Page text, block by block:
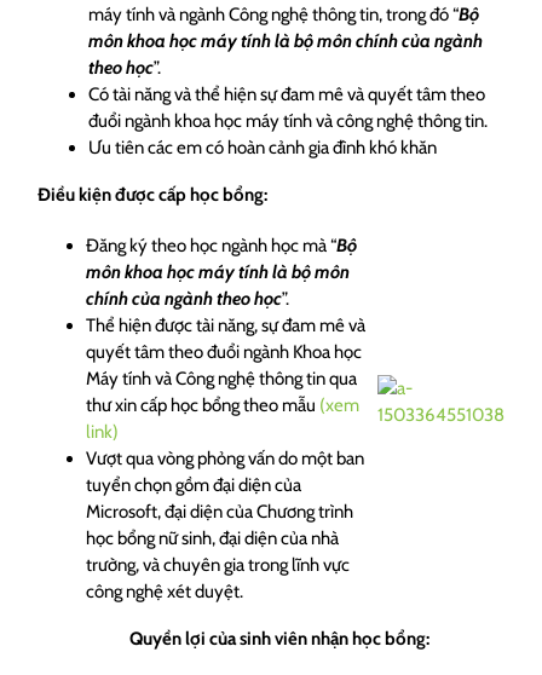
máy tính và ngành Công nghệ thông tin, trong đó “Bộ
môn khoa học máy tính là bộ môn chính của ngành
theo học”.
Có tài năng và thể hiện sự đam mê và quyết tâm theo
đuổi ngành khoa học máy tính và công nghệ thông tin.
Ưu tiên các em có hoàn cảnh gia đình khó khăn
Điều kiện được cấp học bổng:
Đăng ký theo học ngành học mà “Bộ
môn khoa học máy tính là bộ môn
chính của ngành theo học”.
Thể hiện được tài năng, sự đam mê và
quyết tâm theo đuổi ngành Khoa học
Máy tính và Công nghệ thông tin qua
thư xin cấp học bổng theo mẫu (xem
link)
Vượt qua vòng phỏng vấn do một ban
tuyển chọn gồm đại diện của
Microsoft, đại diện của Chương trình
học bổng nữ sinh, đại diện của nhà
trường, và chuyên gia trong lĩnh vực
công nghệ xét duyệt.
Quyền lợi của sinh viên nhận học bổng: